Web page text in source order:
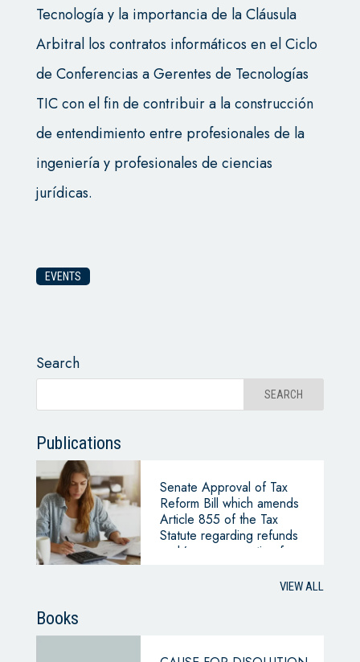
Tecnología y la importancia de la Cláusula
Arbitral los contratos informáticos en el Ciclo
de Conferencias a Gerentes de Tecnologías
TIC con el fin de contribuir a la construcción
de entendimiento entre profesionales de la
ingeniería y profesionales de ciencias
jurídicas.
EVENTS
Search
Publications
Senate Approval of Tax
Reform Bill which amends
Article 855 of the Tax
Statute regarding refunds
and/or compensation for
VIEW ALL
Books